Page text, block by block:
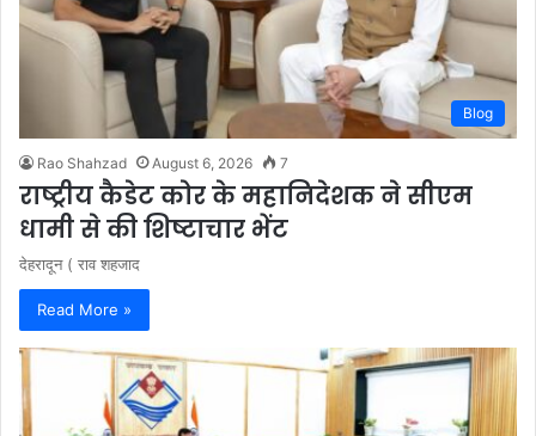
Blog
Rao Shahzad August 6, 2026 7
राष्ट्रीय कैडेट कोर के महानिदेशक ने सीएम
धामी से की शिष्टाचार भेंट
देहरादून ( राव शहजाद
Read More »